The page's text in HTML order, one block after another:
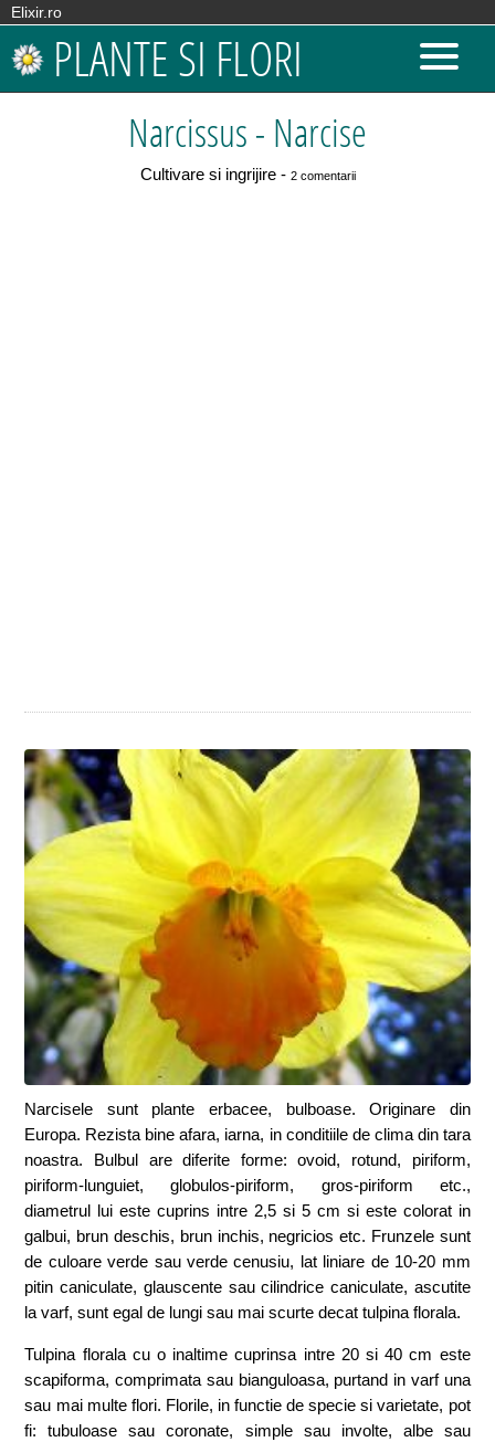
Elixir.ro
PLANTE SI FLORI
Narcissus - Narcise
Cultivare si ingrijire - 2 comentarii
Narcisele sunt plante erbacee, bulboase. Originare din
Europa. Rezista bine afara, iarna, in conditiile de clima din tara
noastra. Bulbul are diferite forme: ovoid, rotund, piriform,
piriform-lunguiet, globulos-piriform, gros-piriform etc.,
diametrul lui este cuprins intre 2,5 si 5 cm si este colorat in
galbui, brun deschis, brun inchis, negricios etc. Frunzele sunt
de culoare verde sau verde cenusiu, lat liniare de 10-20 mm
pitin caniculate, glauscente sau cilindrice caniculate, ascutite
la varf, sunt egal de lungi sau mai scurte decat tulpina florala.
Tulpina florala cu o inaltime cuprinsa intre 20 si 40 cm este
scapiforma, comprimata sau bianguloasa, purtand in varf una
sau mai multe flori. Florile, in functie de specie si varietate, pot
fi: tubuloase sau coronate, simple sau involte, albe sau